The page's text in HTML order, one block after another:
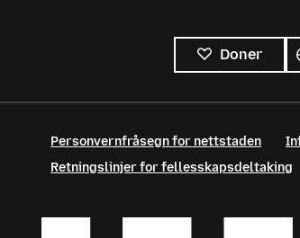
Doner
Personvernfråsegn for nettstaden
Retningslinjer for fellesskapsdeltaking